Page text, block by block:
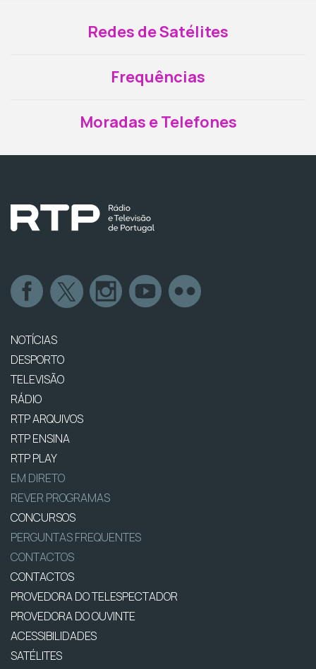
Redes de Satélites
Frequências
Moradas e Telefones
NOTÍCIAS
DESPORTO
TELEVISÃO
RÁDIO
RTP ARQUIVOS
RTP ENSINA
RTP PLAY
EM DIRETO
REVER PROGRAMAS
CONCURSOS
PERGUNTAS FREQUENTES
CONTACTOS
CONTACTOS
PROVEDORA DO TELESPECTADOR
PROVEDORA DO OUVINTE
ACESSIBILIDADES
SATÉLITES